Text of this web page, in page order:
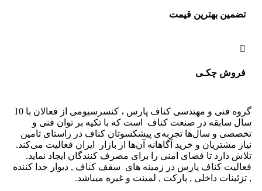
بهترین قیمت
چکـی
گروه فنی و مهندسی کناف پارس ، کنسرسیومی از فعالان با 10
در صنعت کناف است که با تکیه بر توان فنی و
و سال‌ها تجربه‌ی پیشکسوتان کناف در راستای تامین
مشتریان و خرید آگاهانه آن‌ها از بازار ایران فعالیت می‌کند.
دارد تا فضای امنی را برای مصرف کنندگان ایجاد نماید.
کناف پارس در زمینه های سقف کناف , دیوار جدا کننده
داخلی , پارکت , لمینت و غیره میباشد.